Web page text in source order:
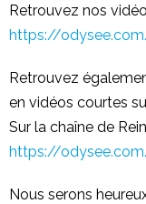
Retrouvez nos
https://
Retrouvez
en vidéos courtes
Sur la chaîne de
https://
Nous serons